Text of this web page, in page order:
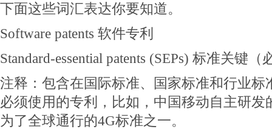
下面这些词汇表达你要知道。
Software patents 软件专利
Standard-essential patents (SEPs) 标准关键（
注释：包含在国际标准、国家标准和行业标
必须使用的专利，比如，中国移动自主研发
为了全球通行的4G标准之一。